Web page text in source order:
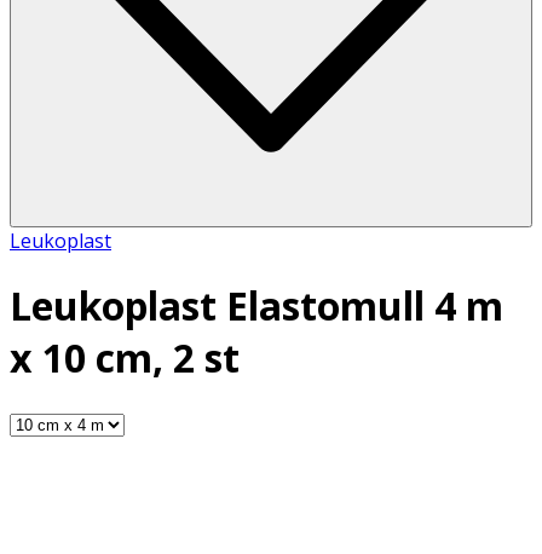
Leukoplast
Leukoplast Elastomull 4 m
x 10 cm, 2 st